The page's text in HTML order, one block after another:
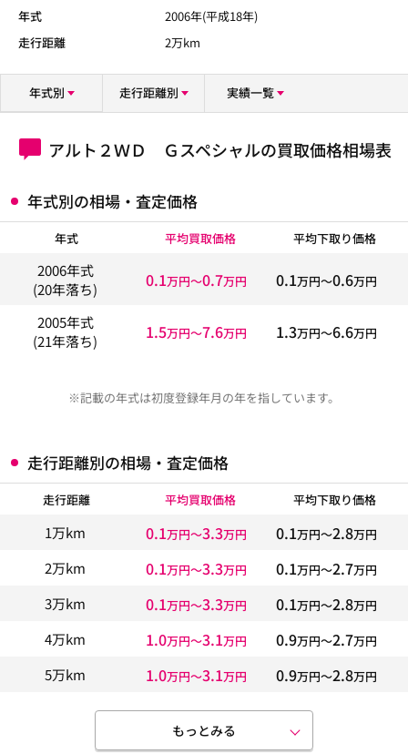
年式
2006年(平成18年)
走行距離
2万km
年式別 走行距離別 実績一覧
アルト２ＷＤ Ｇスペシャルの買取価格相場表
年式別の相場・査定価格
年式 平均買取価格 平均下取り価格
2006年式
(20年落ち)
0.1万円〜0.7万円 0.1万円〜0.6万円
2005年式
(21年落ち)
1.5万円〜7.6万円 1.3万円〜6.6万円
※記載の年式は初度登録年月の年を指しています。
走行距離別の相場・査定価格
走行距離 平均買取価格 平均下取り価格
1万km 0.1万円〜3.3万円 0.1万円〜2.8万円
2万km 0.1万円〜3.3万円 0.1万円〜2.7万円
3万km 0.1万円〜3.3万円 0.1万円〜2.8万円
4万km 1.0万円〜3.1万円 0.9万円〜2.7万円
5万km 1.0万円〜3.1万円 0.9万円〜2.8万円
もっとみる